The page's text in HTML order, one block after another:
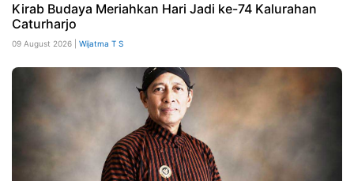
Kirab Budaya Meriahkan Hari Jadi ke-74 Kalurahan
Caturharjo
09 August 2026 | Wijatma T S